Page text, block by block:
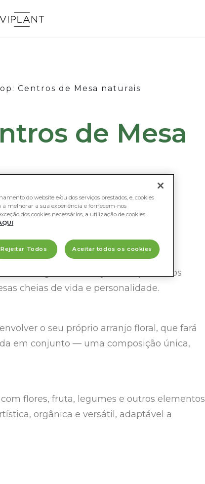
Centros de Mesa naturais
de Mesa
dias longos, os almoços sem pressa, os
cheias de vida e personalidade.
o seu próprio arranjo floral, que fará
em conjunto — uma composição única,
flores, fruta, legumes e outros elementos
orgânica e versátil, adaptável a
do website e/ou dos serviços prestados, e, cookies
melhorar a sua experiência e fornecem-nos
dos cookies necessários, a utilização de cookies
Rejeitar Todos Aceitar todos os cookies